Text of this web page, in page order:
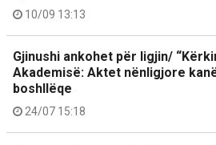
10/09 13:13
Gjinushi ankohet për ligjin/
Akademisë: Aktet nënligjore
boshllëqe
24/07 15:18